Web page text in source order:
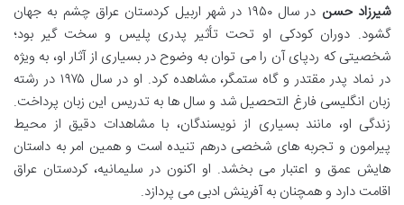
شیرزاد حسن
در سال ۱۹۵۰ در شهر اربیل کردستان عراق چشم به جهان
گشود. دوران کودکی او تحت تأثیر پدری پلیس و سخت گیر بود؛
شخصیتی که ردپای آن را می توان به وضوح در بسیاری از آثار او، به ویژه
در نماد پدر مقتدر و گاه ستمگر، مشاهده کرد. او در سال ۱۹۷۵ در رشته
زبان انگلیسی فارغ التحصیل شد و سال ها به تدریس این زبان پرداخت.
زندگی او، مانند بسیاری از نویسندگان، با مشاهدات دقیق از محیط
پیرامون و تجربه های شخصی درهم تنیده است و همین امر به داستان
هایش عمق و اعتبار می بخشد. او اکنون در سلیمانیه، کردستان عراق
اقامت دارد و همچنان به آفرینش ادبی می پردازد.